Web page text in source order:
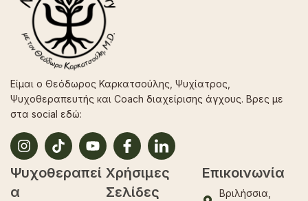
Είμαι ο Θεόδωρος Καρκατσούλης, Ψυχίατρος,
Ψυχοθεραπευτής και Coach διαχείρισης άγχους. Βρες με
στα social εδώ:
Ψυχοθεραπεί
α
Χρήσιμες
Σελίδες
Επικοινωνία
Βριλήσσια,